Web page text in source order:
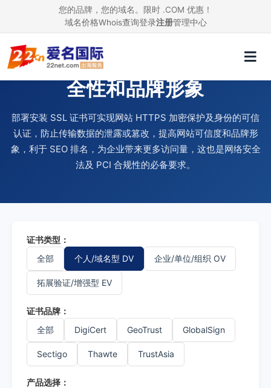
您的品牌，您的域名。限时 .COM 优惠！
域名价格Whois查询登录注册管理中心
使用 SSL 证书，提升网站安
全性和品牌形象
部署安装 SSL 证书可实现网站 HTTPS 加密保护及身份的可信
认证，防止传输数据的泄露或篡改，提高网站可信度和品牌形
象，利于 SEO 排名，为企业带来更多访问量，这也是网络安全
法及 PCI 合规性的必备要求。
证书类型：
全部
个人/域名型 DV 企业/单位/组织 OV
拓展验证/增强型 EV
证书品牌：
全部
DigiCert GeoTrust GlobalSign
Sectigo Thawte TrustAsia
产品选择：